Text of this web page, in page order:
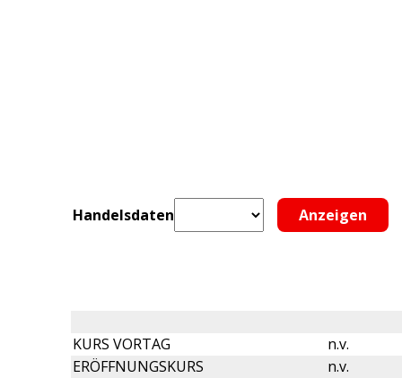
Handelsdaten
KURS VORTAG
n.v.
ERÖFFNUNGSKURS
n.v.